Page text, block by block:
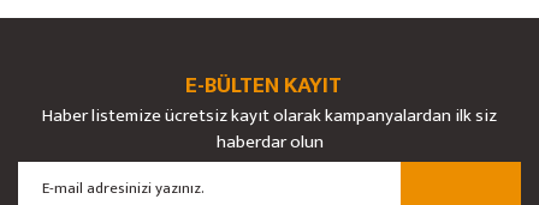
Bu ürüne ilk yorumu siz yapın!
Yorum Yaz
yetersiz gördüğünüz noktaları öneri formunu kullanarak tarafımıza
Ürün resmi kalitesiz, bozuk veya görüntülenemiyor.
Ürün açıklamasında eksik bilgiler bulunuyor.
Ürün bilgilerinde hatalar bulunuyor.
E-BÜLTEN KAYIT
Haber listemize ücretsiz kayıt olarak kampanyalardan ilk siz
haberdar olun